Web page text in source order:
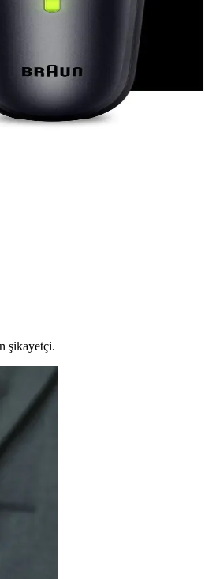
pratik ve etkili hale getirir, uzun
ve Özellikler
kişisel bakım rutininizi
Çözümleri
şikayetçi.